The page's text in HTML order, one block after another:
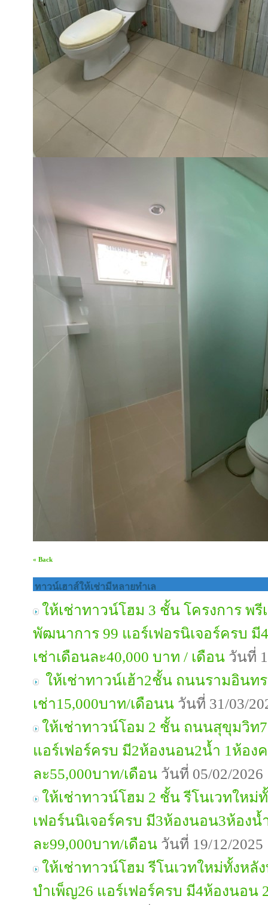
« Back
ทาวน์เฮาส์ให้เช่ามีหลายทำเล
ให้เช่าทาวน์โฮม 3 ชั้น โครงการ พรี
พัฒนาการ 99 แอร์เฟอรนิเจอร์ครบ มี
เช่าเดือนละ40,000 บาท / เดือน วันที่
ให้เช่าทาวน์เฮ้า2ชั้น ถนนรามอินท
เช่า15,000บาท/เดือนน วันที่ 31/03/
ให้เช่าทาวน์โอม 2 ชั้น ถนนสุขุมวิท
แอร์เฟอร์ครบ มี2ห้องนอน2น้ำ 1ห้อง
ละ55,000บาท/เดือน วันที่ 05/02/
ให้เช่าทาวน์โฮม 2 ชั้น รีโนเวทใหม่
เฟอร์นนิเจอร์ครบ มี3ห้องนอน3ห้องน้
ละ99,000บาท/เดือน วันที่ 19/12/
ให้เช่าทาวน์โฮม รีโนเวทใหม่ทั้งหลั
บำเพ็ญ26 แอร์เฟอร์ครบ มี4ห้องนอน